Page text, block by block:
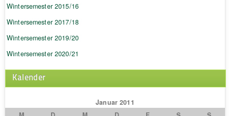
Wintersemester 2015/16
Wintersemester 2017/18
Wintersemester 2019/20
Wintersemester 2020/21
Kalender
Januar 2011